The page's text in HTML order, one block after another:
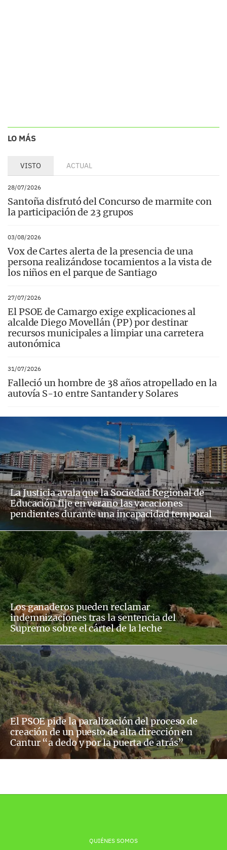
LO MÁS
VISTO ACTUAL
28/07/2026
Santoña disfrutó del Concurso de marmite con
la participación de 23 grupos
03/08/2026
Vox de Cartes alerta de la presencia de una
persona realizándose tocamientos a la vista de
los niños en el parque de Santiago
27/07/2026
El PSOE de Camargo exige explicaciones al
alcalde Diego Movellán (PP) por destinar
recursos municipales a limpiar una carretera
autonómica
31/07/2026
Falleció un hombre de 38 años atropellado en la
autovía S-10 entre Santander y Solares
La Justicia avala que la Sociedad Regional de
Educación fije en verano las vacaciones
pendientes durante una incapacidad temporal
Los ganaderos pueden reclamar
indemnizaciones tras la sentencia del
Supremo sobre el cártel de la leche
El PSOE pide la paralización del proceso de
creación de un puesto de alta dirección en
Cantur “a dedo y por la puerta de atrás”
QUIÉNES SOMOS